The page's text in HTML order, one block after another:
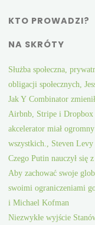
KTO PROWADZI?
NA SKRÓTY
Służba społeczna,
obligacji społecznych,
Jak Y Combinator
Airbnb, Stripe i Dropbox
akcelerator miał
wszystkich., Steven Levy
Czego Putin nauczył się
Aby zachować swoje
swoimi ograniczeniami
i Michael Kofman
Niezwykłe wyjście